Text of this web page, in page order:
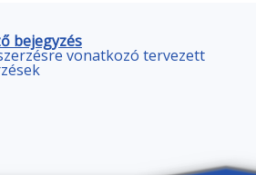
bejegyzés
vonatkozó tervezett